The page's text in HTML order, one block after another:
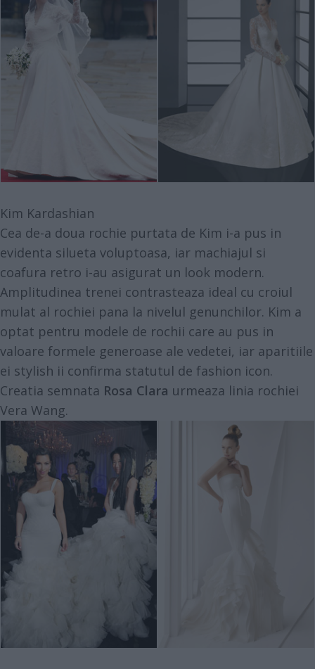
Kim Kardashian
Cea de-a doua rochie purtata de Kim i-a pus in
evidenta silueta voluptoasa, iar machiajul si
coafura retro i-au asigurat un look modern.
Amplitudinea trenei contrasteaza ideal cu croiul
mulat al rochiei pana la nivelul genunchilor. Kim a
optat pentru modele de rochii care au pus in
valoare formele generoase ale vedetei, iar aparitiile
ei stylish ii confirma statutul de fashion icon.
Creatia semnata Rosa Clara urmeaza linia rochiei
Vera Wang.